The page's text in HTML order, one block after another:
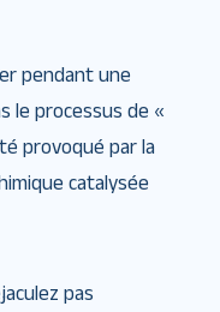
pendant une
le processus de «
provoqué par la
catalysée
pas